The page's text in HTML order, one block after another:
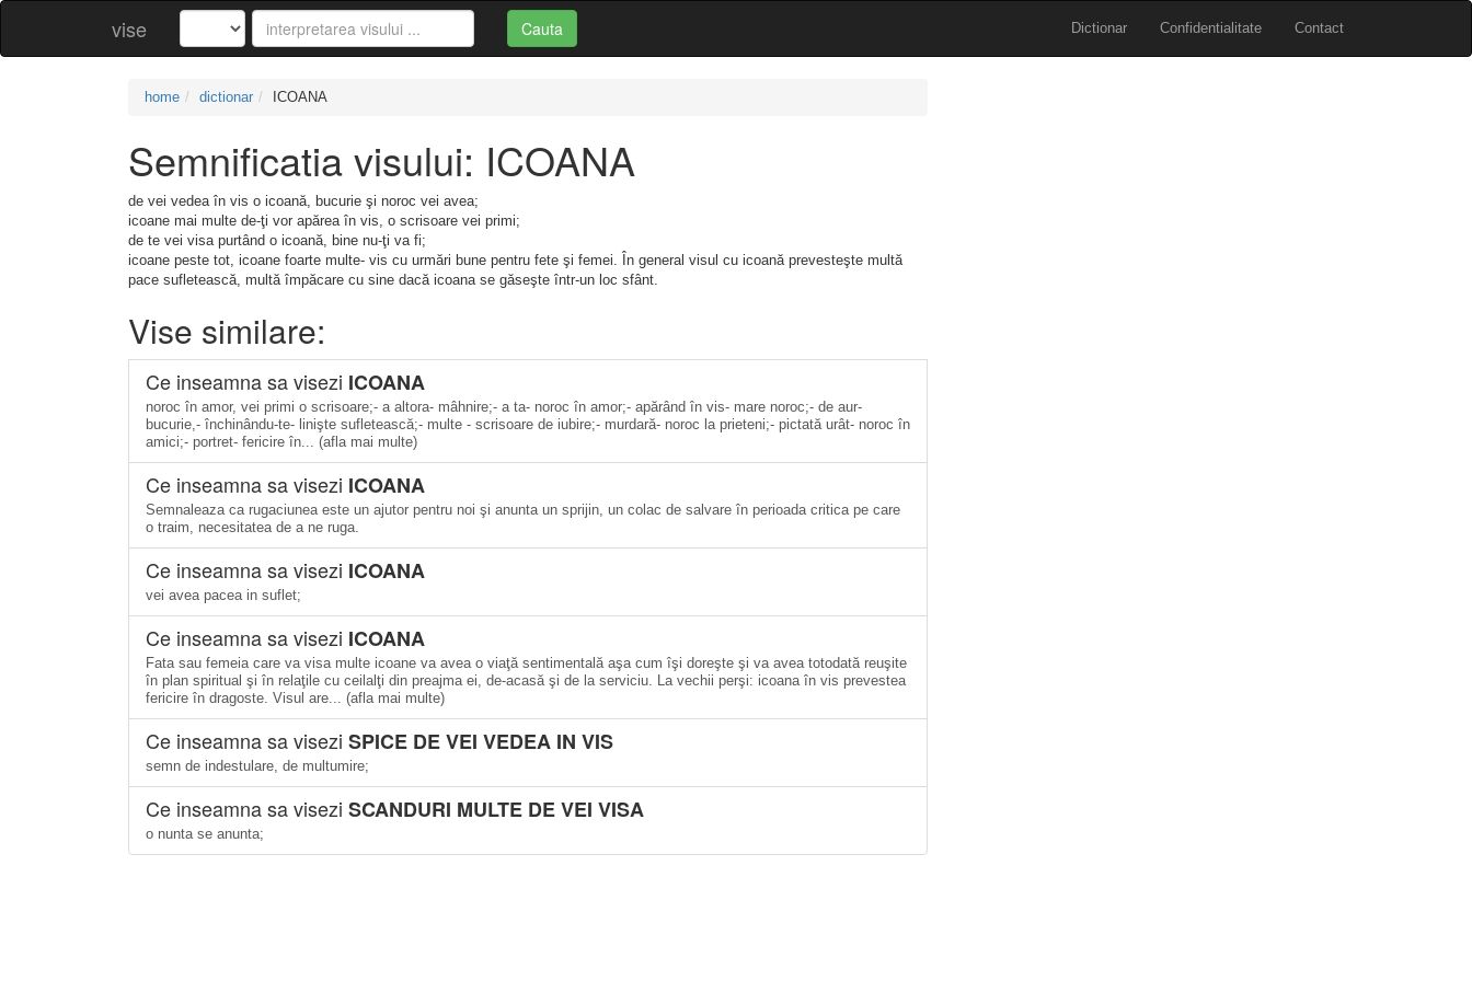
vise Dictionar Confidentialitate Contact
Cauta
home dictionar ICOANA
Semnificatia visului: ICOANA
de vei vedea în vis o icoană, bucurie şi noroc vei avea;
icoane mai multe de-ţi vor apărea în vis, o scrisoare vei primi;
de te vei visa purtând o icoană, bine nu-ţi va fi;
icoane peste tot, icoane foarte multe- vis cu urmări bune pentru fete şi femei. În general visul cu icoană prevesteşte multă
pace sufletească, multă împăcare cu sine dacă icoana se găseşte într-un loc sfânt.
Vise similare:
Ce inseamna sa visezi ICOANA
noroc în amor, vei primi o scrisoare;- a altora- mâhnire;- a ta- noroc în amor;- apărând în vis- mare noroc;- de aur-
bucurie,- închinându-te- linişte sufletească;- multe - scrisoare de iubire;- murdară- noroc la prieteni;- pictată urât- noroc în
amici;- portret- fericire în... (afla mai multe)
Ce inseamna sa visezi ICOANA
Semnaleaza ca rugaciunea este un ajutor pentru noi şi anunta un sprijin, un colac de salvare în perioada critica pe care
o traim, necesitatea de a ne ruga.
Ce inseamna sa visezi ICOANA
vei avea pacea in suflet;
Ce inseamna sa visezi ICOANA
Fata sau femeia care va visa multe icoane va avea o viaţă sentimentală aşa cum îşi doreşte şi va avea totodată reuşite
în plan spiritual şi în relaţile cu ceilalţi din preajma ei, de-acasă şi de la serviciu. La vechii perşi: icoana în vis prevestea
fericire în dragoste. Visul are... (afla mai multe)
Ce inseamna sa visezi SPICE DE VEI VEDEA IN VIS
semn de indestulare, de multumire;
Ce inseamna sa visezi SCANDURI MULTE DE VEI VISA
o nunta se anunta;